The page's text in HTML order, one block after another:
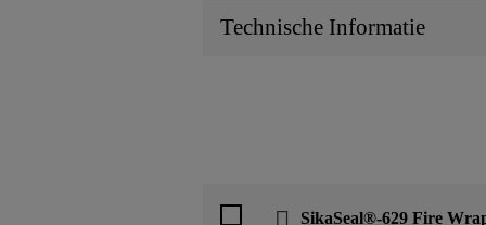
Technische Informatie
SikaSeal®-629 Fire